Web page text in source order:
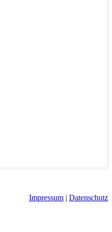
Impressum | Datenschutz